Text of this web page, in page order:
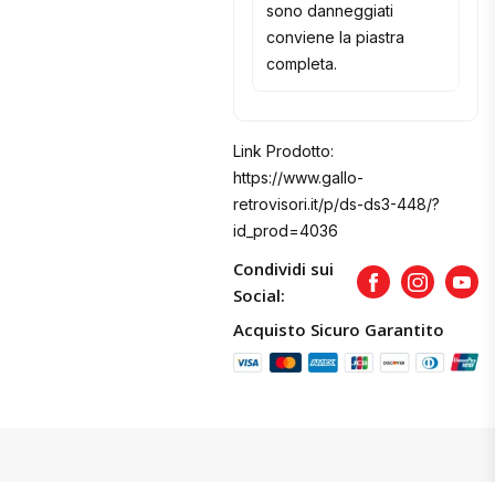
sono danneggiati
conviene la piastra
completa.
Link Prodotto:
https://www.gallo-
retrovisori.it/p/ds-ds3-448/?
id_prod=4036
Condividi sui
Social:
FacebookInstagram
Acquisto Sicuro Garantito